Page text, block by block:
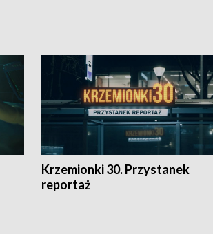
Krzemionki 30. Przystanek
reportaż